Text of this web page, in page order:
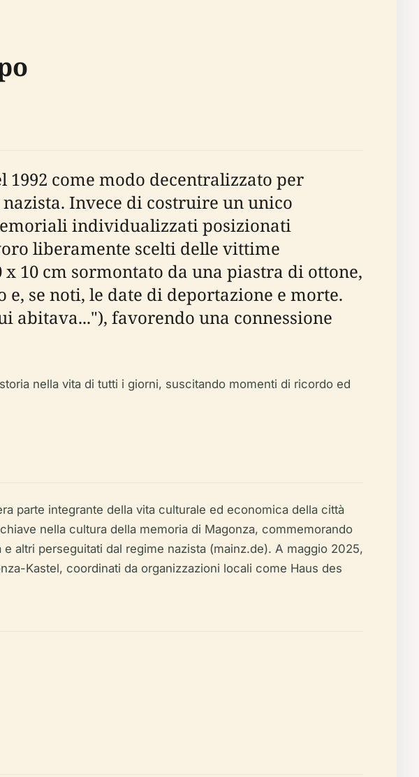
come modo decentralizzato per
Invece di costruire un unico
individualizzati posizionati
liberamente scelti delle vittime
10 cm sormontato da una piastra di ottone,
se noti, le date di deportazione e morte.
abitava..."), favorendo una connessione
nella vita di tutti i giorni, suscitando momenti di ricordo ed
parte integrante della vita culturale ed economica della città
nella cultura della memoria di Magonza, commemorando
altri perseguitati dal regime nazista (mainz.de). A maggio 2025,
Kastel, coordinati da organizzazioni locali come Haus des